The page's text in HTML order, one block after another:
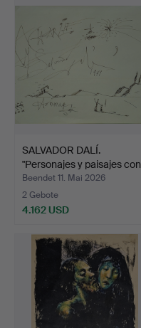
SALVADOR DALÍ.
"Personajes y paisajes con
…
Beendet 11. Mai 2026
2 Gebote
4.162 USD